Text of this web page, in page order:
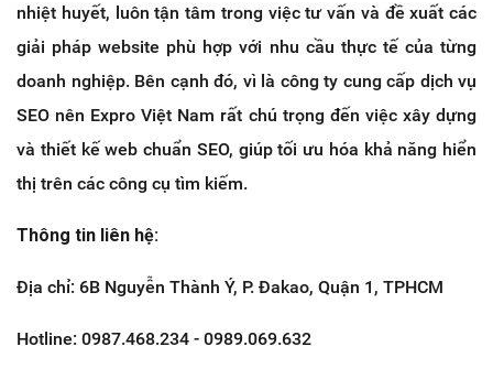
nhiệt huyết, luôn tận tâm trong việc tư vấn và đề xuất các
giải pháp website phù hợp với nhu cầu thực tế của từng
doanh nghiệp. Bên cạnh đó, vì là công ty cung cấp dịch vụ
SEO nên Expro Việt Nam rất chú trọng đến việc xây dựng
và thiết kế web chuẩn SEO, giúp tối ưu hóa khả năng hiển
thị trên các công cụ tìm kiếm.
Thông tin liên hệ:
Địa chỉ: 6B Nguyễn Thành Ý, P. Đakao, Quận 1, TPHCM
Hotline: 0987.468.234 - 0989.069.632